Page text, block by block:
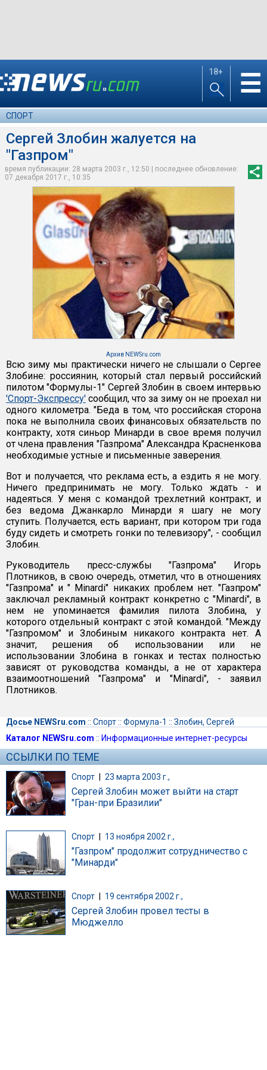
18+ ☰
СПОРТ
Сергей Злобин жалуется на
"Газпром"
время публикации: 28 марта 2003 г., 12:50 | последнее обновление:
07 декабря 2017 г., 10:35
Архив NEWSru.com
Всю зиму мы практически ничего не слышали о Сергее
Злобине: россиянин, который стал первый российский
пилотом "Формулы-1" Сергей Злобин в своем интервью
'Спорт-Экспрессу' сообщил, что за зиму он не проехал ни
одного километра. "Беда в том, что российская сторона
пока не выполнила своих финансовых обязательств по
контракту, хотя синьор Минарди в свое время получил
от члена правления "Газпрома" Александра Красненкова
необходимые устные и письменные заверения.
Вот и получается, что реклама есть, а ездить я не могу.
Ничего предпринимать не могу. Только ждать - и
надеяться. У меня с командой трехлетний контракт, и
без ведома Джанкарло Минарди я шагу не могу
ступить. Получается, есть вариант, при котором три года
буду сидеть и смотреть гонки по телевизору", - сообщил
Злобин.
Руководитель пресс-службы "Газпрома" Игорь
Плотников, в свою очередь, отметил, что в отношениях
"Газпрома" и " Minardi" никаких проблем нет. "Газпром"
заключал рекламный контракт конкретно с "Minardi", в
нем не упоминается фамилия пилота Злобина, у
которого отдельный контракт с этой командой. "Между
"Газпромом" и Злобиным никакого контракта нет. А
значит, решения об использовании или не
использовании Злобина в гонках и тестах полностью
зависят от руководства команды, а не от характера
взаимоотношений "Газпрома" и "Minardi", - заявил
Плотников.
Досье NEWSru.com :: Спорт:: Формула-1 :: Злобин, Сергей
Каталог NEWSru.com :: Информационные интернет-ресурсы
ССЫЛКИ ПО ТЕМЕ
Спорт | 23 марта 2003 г.,
Сергей Злобин может выйти на старт
"Гран-при Бразилии"
Спорт 13 ноября 2002 г.,
"Газпром" продолжит сотрудничество с
"Минарди"
Спорт 19 сентября 2002 г.,
Сергей Злобин провел тесты в
Мюджелло